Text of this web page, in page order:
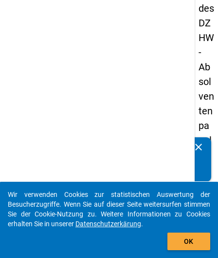
des
DZ
HW
-
Ab
sol
ven
ten
pa
nel
13
-
ers
clear
auto_stories
add_shopping_cart
Wir verwenden Cookies zur statistischen Auswertung der
Besucherzugriffe. Wenn Sie auf dieser Seite weitersurfen stimmen
Sie der Cookie-Nutzung zu. Weitere Informationen zu Cookies
erhalten Sie in unserer Datenschutzerkärung.
OK